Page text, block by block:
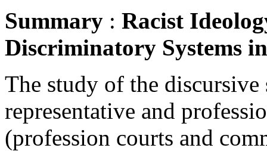
Summary : Racist
Discriminatory Systems
The study of the discursive
representative and
(profession courts and